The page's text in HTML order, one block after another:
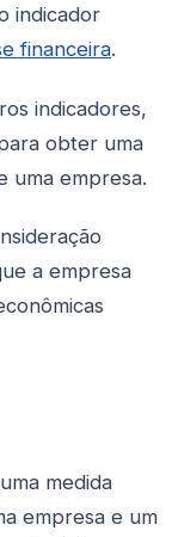
indicador
financeira.
indicadores,
obter uma
uma empresa.
a empresa
medida
empresa e um